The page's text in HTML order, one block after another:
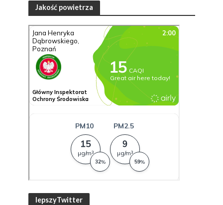
Jakość powietrza
lepszyTwitter